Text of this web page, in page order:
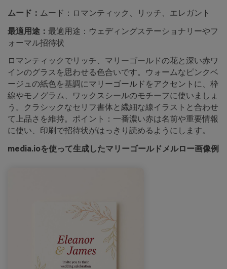
ムード： ムード：ロマンティック、リッチ、エレガント
最適用途： 最適用途：ウェディングステーショナリーやフ
ォーマル招待状
ロマンティックでリッチ、マリーゴールドの花と深い赤ワ
インのグラスを思わせる色合いです。ウォームなピンクベ
ージュの紙色を基調にマリーゴールドをアクセントに、枠
線やモノグラム、ワックスシールのモチーフに使いましょ
う。クラシックなセリフ書体と繊細な線イラストと合わせ
て上品さを維持。ポイント：一番濃い赤は名前や重要情報
に使い、印刷で招待状がはっきり読めるようにします。
media.ioを使って生成したマリーゴールドメルロー画像例